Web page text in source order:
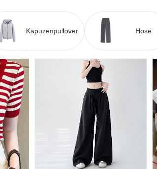
Kapuzenpullover Hose